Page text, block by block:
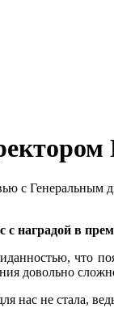
с Генеральным
с наградой в
что
довольно
нас не стала,